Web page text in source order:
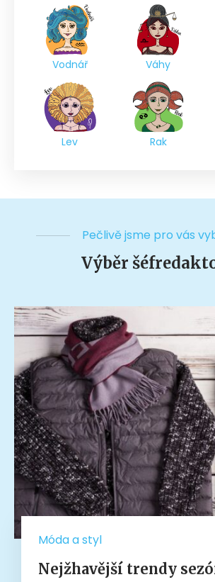
Vodnář Váhy
Lev Rak
Pečlivě jsme pro vás
Výběr
Móda a styl
Nejžhavější trendy